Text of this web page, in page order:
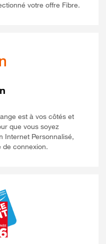
votre offre Fibre.
est à vos côtés et
que vous soyez
Internet Personnalisé,
de connexion.